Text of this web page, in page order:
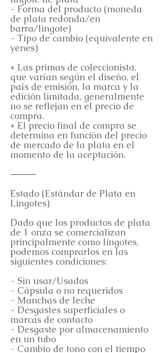
- Forma del producto (moneda
de plata redonda/en
barra/lingote)
- Tipo de cambio (equivalente en
yenes)
* Las primas de coleccionista,
que varían según el diseño, el
país de emisión, la marca y la
edición limitada, generalmente
no se reflejan en el precio de
compra.
* El precio final de compra se
determina en función del precio
de mercado de la plata en el
momento de la aceptación.
⸻
Estado (Estándar de Plata en
Lingotes)
Dado que los productos de plata
de 1 onza se comercializan
principalmente como lingotes,
podemos comprarlos en las
siguientes condiciones:
- Sin usar/Usados
- Cápsula o no requeridos
- Manchas de leche
- Desgastes superficiales o
marcas de contacto
- Desgaste por almacenamiento
en un tubo
- Cambio de tono con el tiempo